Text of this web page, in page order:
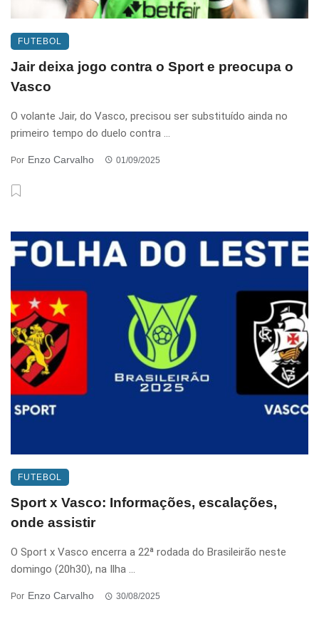
FUTEBOL
Jair deixa jogo contra o Sport e preocupa o
Vasco
O volante Jair, do Vasco, precisou ser substituído ainda no
primeiro tempo do duelo contra ...
Por Enzo Carvalho 01/09/2025
FUTEBOL
Sport x Vasco: Informações, escalações,
onde assistir
O Sport x Vasco encerra a 22ª rodada do Brasileirão neste
domingo (20h30), na Ilha ...
Por Enzo Carvalho 30/08/2025